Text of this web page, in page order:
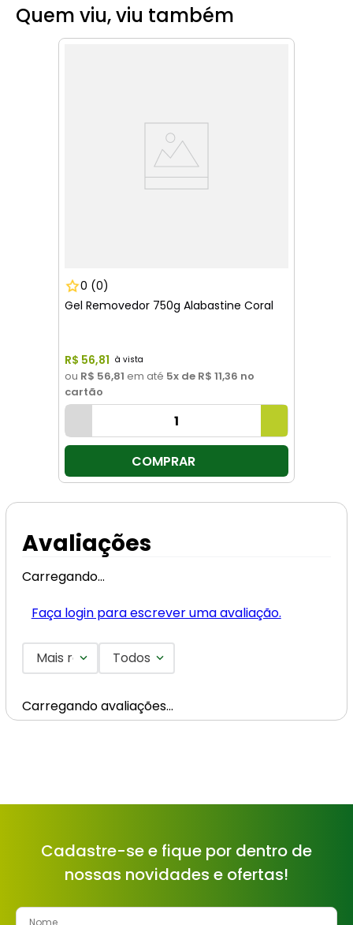
Quem viu, viu também
0 (0)
Gel Removedor 750g Alabastine Coral
R$ 56,81
ou R$ 56,81 em até 5x de R$ 11,36 no
cartão
COMPRAR
Avaliações
Carregando…
Faça login para escrever uma avaliação.
Mais recentesTodos
Carregando avaliações…
Cadastre-se e fique por dentro de
nossas novidades e ofertas!